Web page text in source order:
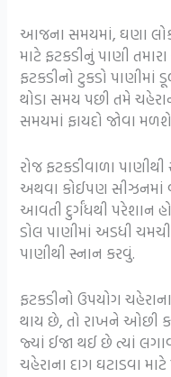
આજના સમયમાં, ઘણા
માટે ફટકડીનું પાણી
ફટકડીનો ટુકડો પાણીમાં
થોડા સમય પછી તમે
સમયમાં ફાયદો જોવા
રોજ ફટકડીવાળા
અથવા કોઈપણ સીઝનમાં
આવતી દુર્ગંધથી પરેશાન
ડોલ પાણીમાં અડધી
પાણીથી સ્નાન કરવું.
ફટકડીનો ઉપયોગ
થાય છે, તો રાખને ઓછી
જ્યાં ઈજા થઈ છે ત્યાં
ચહેરાના દાગ ઘટાડવા